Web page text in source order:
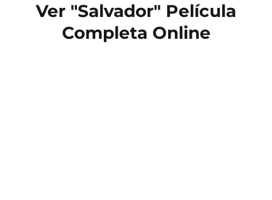
Ver "Salvador" Película
Completa Online